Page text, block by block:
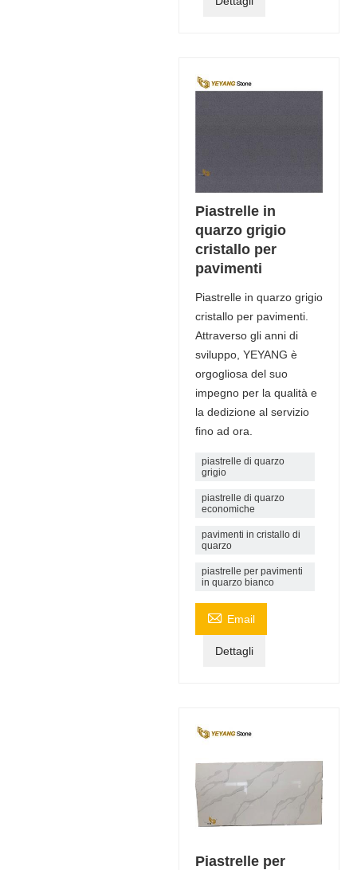
Piastrelle in
quarzo grigio
cristallo per
pavimenti
Piastrelle in quarzo grigio
cristallo per pavimenti.
Attraverso gli anni di
sviluppo, YEYANG è
orgogliosa del suo
impegno per la qualità e
la dedizione al servizio
fino ad ora.
piastrelle di quarzo
grigio
piastrelle di quarzo
economiche
pavimenti in cristallo di
quarzo
piastrelle per pavimenti
in quarzo bianco
 Email
Dettagli
Piastrelle per